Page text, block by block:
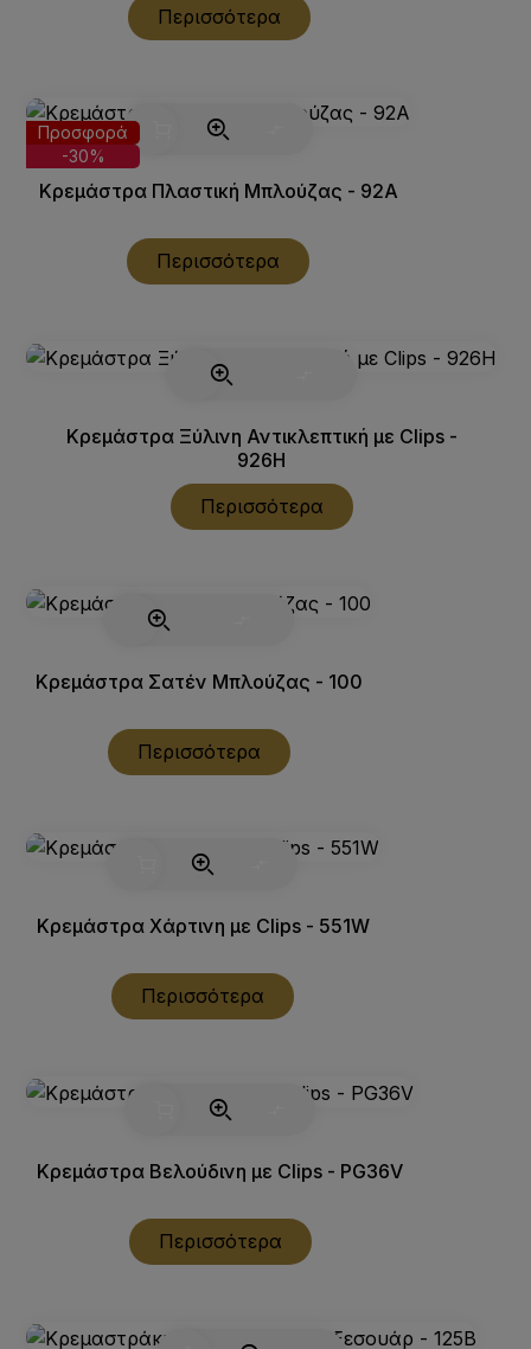
Περισσότερα
Προσφορά
-30%
Κρεμάστρα Πλαστική Μπλούζας - 92Α
Περισσότερα
Κρεμάστρα Ξύλινη Αντικλεπτική με Clips -
926H
Περισσότερα
Κρεμάστρα Σατέν Μπλούζας - 100
Περισσότερα
Κρεμάστρα Χάρτινη με Clips - 551W
Περισσότερα
Κρεμάστρα Βελούδινη με Clips - PG36V
Περισσότερα